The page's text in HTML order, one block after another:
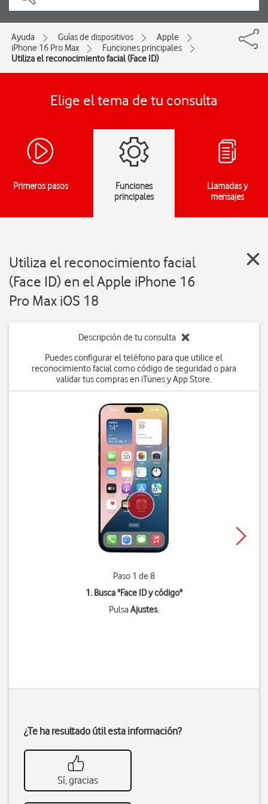
Ayuda Guías de dispositivos
Apple
iPhone 16 Pro Max
Funciones principales
Utiliza el reconocimiento facial (Face ID)
Elige el tema de tu consulta
Primeros pasos
Funciones
principales
Llamadas y
mensajes
Utiliza el reconocimiento facial
(Face ID) en el Apple iPhone 16
Pro Max iOS 18
Descripción de tu consulta
Puedes configurar el teléfono para que utilice el
reconocimiento facial como código de seguridad o para
validar tus compras en iTunes y App Store.
Paso 1 de 8
1. Busca "Face ID y código"
PulsaAjustes.
¿Te ha resultado útil esta información?
Sí, gracias